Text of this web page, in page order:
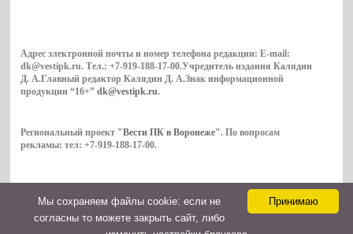
Адрес электронной почты и номер телефона редакции: E-mail:
dk@vestipk.ru. Тел.: +7-919-188-17-00.Учредитель издания Калядин
Д. А.Главный редактор Калядин Д. А.Знак информационной
продукции “16+”dk@vestipk.ru.
Региональный проект "Вести ПК в Воронеже". По вопросам
рекламы: тел: +7-919-188-17-00.
Copyright © 2026. ВестиПК в Воронеже
Контакты
Принимаю
Мы cохраняем файлы cookie: если не
согласны то можете закрыть сайт, либо